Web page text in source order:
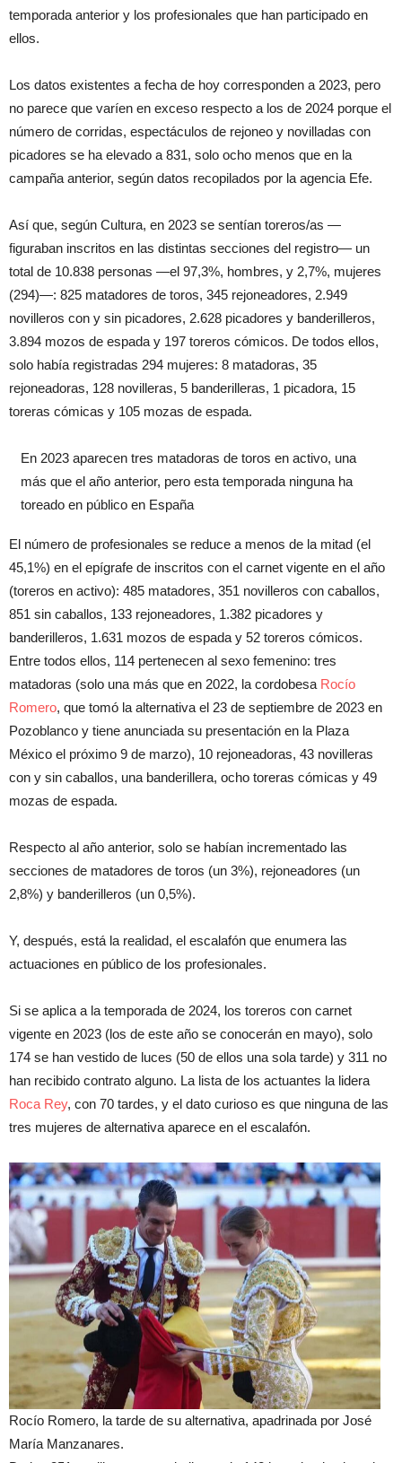
temporada anterior y los profesionales que han participado en
ellos.
Los datos existentes a fecha de hoy corresponden a 2023, pero
no parece que varíen en exceso respecto a los de 2024 porque el
número de corridas, espectáculos de rejoneo y novilladas con
picadores se ha elevado a 831, solo ocho menos que en la
campaña anterior, según datos recopilados por la agencia Efe.
Así que, según Cultura, en 2023 se sentían toreros/as —
figuraban inscritos en las distintas secciones del registro— un
total de 10.838 personas —el 97,3%, hombres, y 2,7%, mujeres
(294)—: 825 matadores de toros, 345 rejoneadores, 2.949
novilleros con y sin picadores, 2.628 picadores y banderilleros,
3.894 mozos de espada y 197 toreros cómicos. De todos ellos,
solo había registradas 294 mujeres: 8 matadoras, 35
rejoneadoras, 128 novilleras, 5 banderilleras, 1 picadora, 15
toreras cómicas y 105 mozas de espada.
En 2023 aparecen tres matadoras de toros en activo, una
más que el año anterior, pero esta temporada ninguna ha
toreado en público en España
El número de profesionales se reduce a menos de la mitad (el
45,1%) en el epígrafe de inscritos con el carnet vigente en el año
(toreros en activo): 485 matadores, 351 novilleros con caballos,
851 sin caballos, 133 rejoneadores, 1.382 picadores y
banderilleros, 1.631 mozos de espada y 52 toreros cómicos.
Entre todos ellos, 114 pertenecen al sexo femenino: tres
matadoras (solo una más que en 2022, la cordobesa Rocío
Romero, que tomó la alternativa el 23 de septiembre de 2023 en
Pozoblanco y tiene anunciada su presentación en la Plaza
México el próximo 9 de marzo), 10 rejoneadoras, 43 novilleras
con y sin caballos, una banderillera, ocho toreras cómicas y 49
mozas de espada.
Respecto al año anterior, solo se habían incrementado las
secciones de matadores de toros (un 3%), rejoneadores (un
2,8%) y banderilleros (un 0,5%).
Y, después, está la realidad, el escalafón que enumera las
actuaciones en público de los profesionales.
Si se aplica a la temporada de 2024, los toreros con carnet
vigente en 2023 (los de este año se conocerán en mayo), solo
174 se han vestido de luces (50 de ellos una sola tarde) y 311 no
han recibido contrato alguno. La lista de los actuantes la lidera
Roca Rey, con 70 tardes, y el dato curioso es que ninguna de las
tres mujeres de alternativa aparece en el escalafón.
Rocío Romero, la tarde de su alternativa, apadrinada por José
María Manzanares.